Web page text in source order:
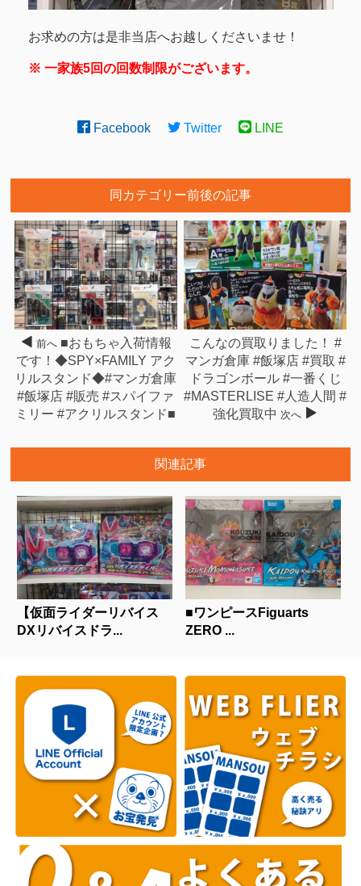
お求めの方は是非当店へお越しくださいませ！
※ 一家族5回の回数制限がございます。
Facebook Twitter LINE
同カテゴリー前後の記事
前へ ■おもちゃ入荷情報
です！◆SPY×FAMILY アク
リルスタンド◆#マンガ倉庫
#飯塚店 #販売 #スパイファ
ミリー #アクリルスタンド■
こんなの買取りました！ #
マンガ倉庫 #飯塚店 #買取 #
ドラゴンボール #一番くじ
#MASTERLISE #人造人間 #
強化買取中 次へ
関連記事
【仮面ライダーリバイス
DXリバイスドラ...
■ワンピースFiguarts
ZERO ...